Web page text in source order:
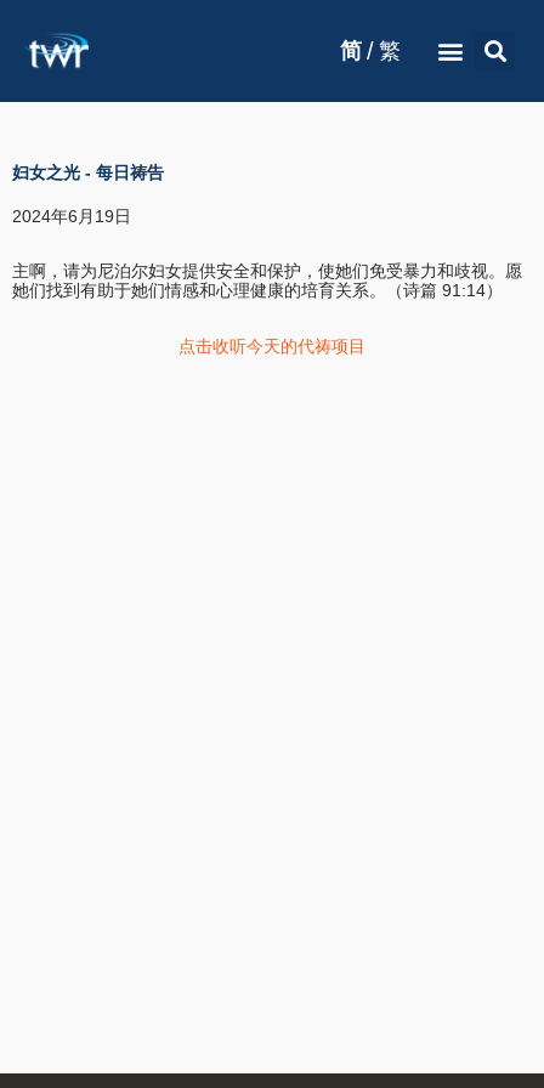
简 / 繁
妇女之光 - 每日祷告
2024年6月19日
主啊，请为尼泊尔妇女提供安全和保护，使她们免受暴力和歧视。愿
她们找到有助于她们情感和心理健康的培育关系。（诗篇 91:14）
点击收听今天的代祷项目